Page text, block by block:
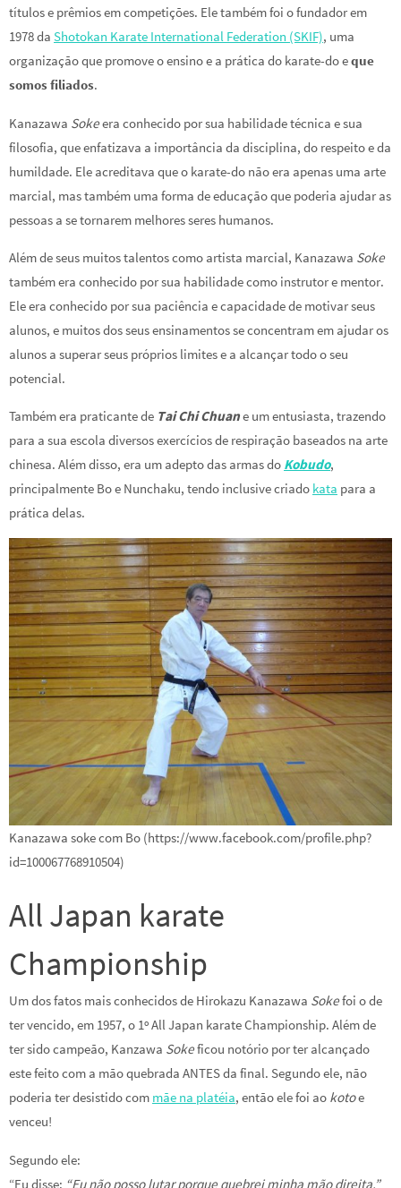
títulos e prêmios em competições. Ele também foi o fundador em
1978 da Shotokan Karate International Federation (SKIF), uma
organização que promove o ensino e a prática do karate-do eque
somos filiados.
Kanazawa Sokeera conhecido por sua habilidade técnica e sua
filosofia, que enfatizava a importância da disciplina, do respeito e da
humildade. Ele acreditava que o karate-do não era apenas uma arte
marcial, mas também uma forma de educação que poderia ajudar as
pessoas a se tornarem melhores seres humanos.
Além de seus muitos talentos como artista marcial, Kanazawa Soke
também era conhecido por sua habilidade como instrutor e mentor.
Ele era conhecido por sua paciência e capacidade de motivar seus
alunos, e muitos dos seus ensinamentos se concentram em ajudar os
alunos a superar seus próprios limites e a alcançar todo o seu
potencial.
Também era praticante de Tai Chi Chuane um entusiasta, trazendo
para a sua escola diversos exercícios de respiração baseados na arte
chinesa. Além disso, era um adepto das armas do Kobudo,
principalmente Bo e Nunchaku, tendo inclusive criado kata para a
prática delas.
Kanazawa soke com Bo (https://www.facebook.com/profile.php?
id=100067768910504)
All Japan karate
Championship
Um dos fatos mais conhecidos de Hirokazu Kanazawa Sokefoi o de
ter vencido, em 1957, o 1º All Japan karate Championship. Além de
ter sido campeão, Kanzawa Sokeficou notório por ter alcançado
este feito com a mão quebrada ANTES da final. Segundo ele, não
poderia ter desistido com mãe na platéia, então ele foi ao kotoe
venceu!
Segundo ele:
“Eu disse: “Eu não posso lutar porque quebrei minha mão direita.”